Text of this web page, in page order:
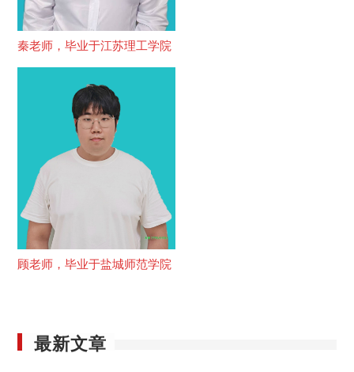
秦老师，毕业于江苏理工学院
顾老师，毕业于盐城师范学院
最新文章